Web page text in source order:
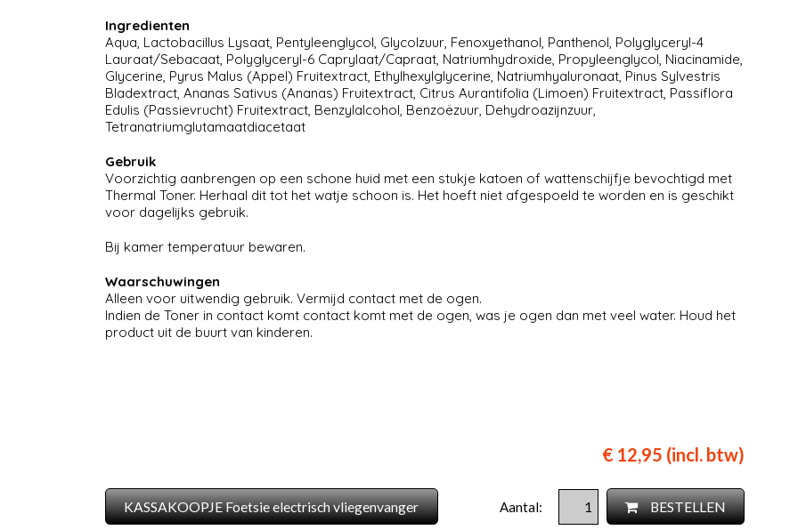
Ingredienten
Aqua, Lactobacillus Lysaat, Pentyleenglycol, Glycolzuur, Fenoxyethanol, Panthenol, Polyglyceryl-4
Lauraat/Sebacaat, Polyglyceryl-6 Caprylaat/Capraat, Natriumhydroxide, Propyleenglycol, Niacinamide,
Glycerine, Pyrus Malus (Appel) Fruitextract, Ethylhexylglycerine, Natriumhyaluronaat, Pinus Sylvestris
Bladextract, Ananas Sativus (Ananas) Fruitextract, Citrus Aurantifolia (Limoen) Fruitextract, Passiflora
Edulis (Passievrucht) Fruitextract, Benzylalcohol, Benzoëzuur, Dehydroazijnzuur,
Tetranatriumglutamaatdiacetaat
Gebruik
Voorzichtig aanbrengen op een schone huid met een stukje katoen of wattenschijfje bevochtigd met
Thermal Toner. Herhaal dit tot het watje schoon is. Het hoeft niet afgespoeld te worden en is geschikt
voor dagelijks gebruik.
Bij kamer temperatuur bewaren.
Waarschuwingen
Alleen voor uitwendig gebruik. Vermijd contact met de ogen.
Indien de Toner in contact komt contact komt met de ogen, was je ogen dan met veel water. Houd het
product uit de buurt van kinderen.
€ 12,95 (incl. btw)
Aantal: BESTELLEN
KASSAKOOPJE Foetsie electrisch vliegenvanger